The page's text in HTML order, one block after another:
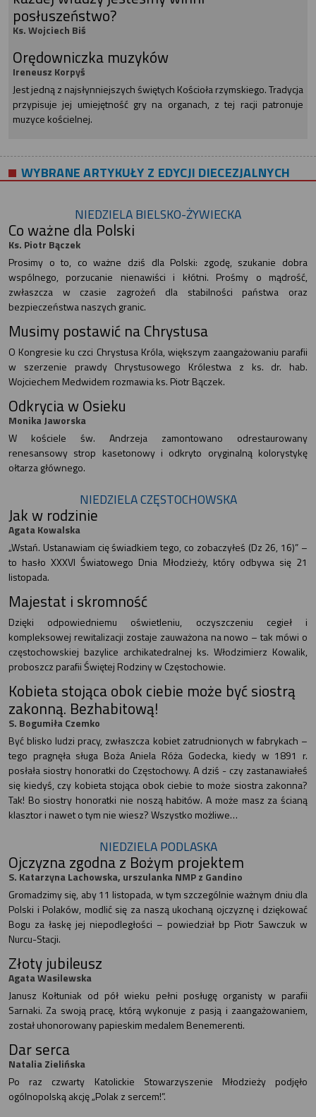
posłuszeństwo?
Ks. Wojciech Biś
Orędowniczka muzyków
Ireneusz Korpyś
Jest jedną z najsłynniejszych świętych Kościoła rzymskiego. Tradycja
przypisuje jej umiejętność gry na organach, z tej racji patronuje
muzyce kościelnej.
WYBRANE ARTYKUŁY Z EDYCJI DIECEZJALNYCH
NIEDZIELA BIELSKO-ŻYWIECKA
Co ważne dla Polski
Ks. Piotr Bączek
Prosimy o to, co ważne dziś dla Polski: zgodę, szukanie dobra
wspólnego, porzucanie nienawiści i kłótni. Prośmy o mądrość,
zwłaszcza w czasie zagrożeń dla stabilności państwa oraz
bezpieczeństwa naszych granic.
Musimy postawić na Chrystusa
O Kongresie ku czci Chrystusa Króla, większym zaangażowaniu parafii
w szerzenie prawdy Chrystusowego Królestwa z ks. dr. hab.
Wojciechem Medwidem rozmawia ks. Piotr Bączek.
Odkrycia w Osieku
Monika Jaworska
W kościele św. Andrzeja zamontowano odrestaurowany
renesansowy strop kasetonowy i odkryto oryginalną kolorystykę
ołtarza głównego.
NIEDZIELA CZĘSTOCHOWSKA
Jak w rodzinie
Agata Kowalska
„Wstań. Ustanawiam cię świadkiem tego, co zobaczyłeś (Dz 26, 16)” –
to hasło XXXVI Światowego Dnia Młodzieży, który odbywa się 21
listopada.
Majestat i skromność
Dzięki odpowiedniemu oświetleniu, oczyszczeniu cegieł i
kompleksowej rewitalizacji zostaje zauważona na nowo – tak mówi o
częstochowskiej bazylice archikatedralnej ks. Włodzimierz Kowalik,
proboszcz parafii Świętej Rodziny w Częstochowie.
Kobieta stojąca obok ciebie może być siostrą
zakonną. Bezhabitową!
S. Bogumiła Czemko
Być blisko ludzi pracy, zwłaszcza kobiet zatrudnionych w fabrykach –
tego pragnęła sługa Boża Aniela Róża Godecka, kiedy w 1891 r.
posłała siostry honoratki do Częstochowy. A dziś - czy zastanawiałeś
się kiedyś, czy kobieta stojąca obok ciebie to może siostra zakonna?
Tak! Bo siostry honoratki nie noszą habitów. A może masz za ścianą
klasztor i nawet o tym nie wiesz? Wszystko możliwe…
NIEDZIELA PODLASKA
Ojczyzna zgodna z Bożym projektem
S. Katarzyna Lachowska, urszulanka NMP z Gandino
Gromadzimy się, aby 11 listopada, w tym szczególnie ważnym dniu dla
Polski i Polaków, modlić się za naszą ukochaną ojczyznę i dziękować
Bogu za łaskę jej niepodległości – powiedział bp Piotr Sawczuk w
Nurcu-Stacji.
Złoty jubileusz
Agata Wasilewska
Janusz Kołtuniak od pół wieku pełni posługę organisty w parafii
Sarnaki. Za swoją pracę, którą wykonuje z pasją i zaangażowaniem,
został uhonorowany papieskim medalem Benemerenti.
Dar serca
Natalia Zielińska
Po raz czwarty Katolickie Stowarzyszenie Młodzieży podjęło
ogólnopolską akcję „Polak z sercem!”.